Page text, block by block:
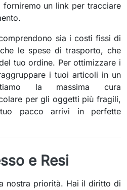
forniremo un link per tracciare
sia i costi fissi di
le spese di trasporto, che
tuo ordine. Per ottimizzare i
i tuoi articoli in un
la massima cura
per gli oggetti più fragili,
pacco arrivi in perfette
e Resi
nostra priorità. Hai il diritto di